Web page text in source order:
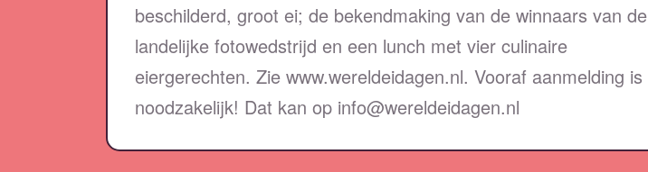
beschilderd, groot ei; de bekendmaking van de winnaars van de
landelijke fotowedstrijd en een lunch met vier culinaire
eiergerechten. Zie www.wereldeidagen.nl. Vooraf aanmelding is
noodzakelijk! Dat kan op info@wereldeidagen.nl